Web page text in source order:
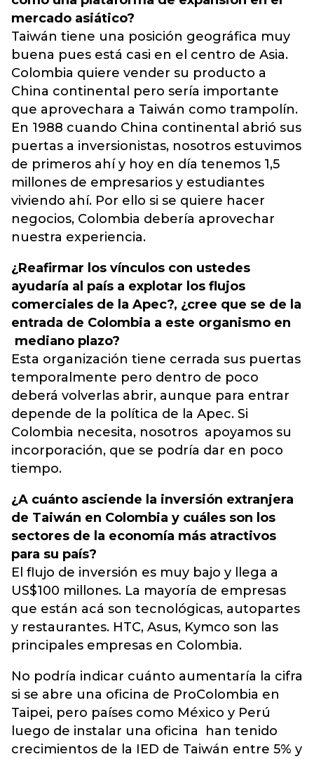
mercado asiático?
Taiwán tiene una posición geográfica muy
buena pues está casi en el centro de Asia.
Colombia quiere vender su producto a
China continental pero sería importante
que aprovechara a Taiwán como trampolín.
En 1988 cuando China continental abrió sus
puertas a inversionistas, nosotros estuvimos
de primeros ahí y hoy en día tenemos 1,5
millones de empresarios y estudiantes
viviendo ahí. Por ello si se quiere hacer
negocios, Colombia debería aprovechar
nuestra experiencia.
¿Reafirmar los vínculos con ustedes
ayudaría al país a explotar los flujos
comerciales de la Apec?, ¿cree que se de la
entrada de Colombia a este organismo en
mediano plazo?
Esta organización tiene cerrada sus puertas
temporalmente pero dentro de poco
deberá volverlas abrir, aunque para entrar
depende de la política de la Apec. Si
Colombia necesita, nosotros apoyamos su
incorporación, que se podría dar en poco
tiempo.
¿A cuánto asciende la inversión extranjera
de Taiwán en Colombia y cuáles son los
sectores de la economía más atractivos
para su país?
El flujo de inversión es muy bajo y llega a
US$100 millones. La mayoría de empresas
que están acá son tecnológicas, autopartes
y restaurantes. HTC, Asus, Kymco son las
principales empresas en Colombia.
No podría indicar cuánto aumentaría la cifra
si se abre una oficina de ProColombia en
Taipei, pero países como México y Perú
luego de instalar una oficina han tenido
crecimientos de la IED de Taiwán entre 5% y